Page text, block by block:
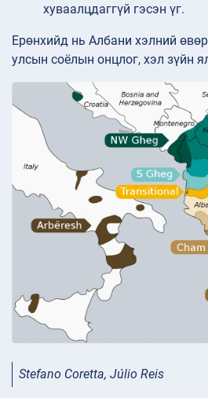
хуваалцдаггүй гэсэн үг.
Ерөнхийд нь Албани хэлний
улсын соёлын онцлог, хэл зүйн
Stefano Coretta, Júlio Reis